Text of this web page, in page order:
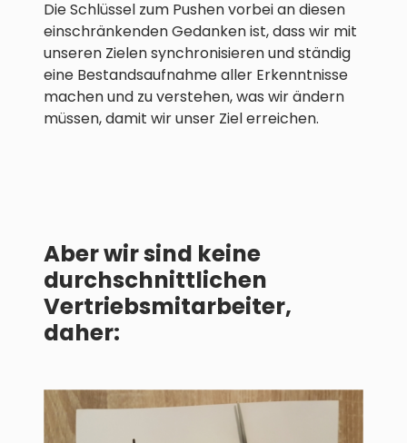
Die Schlüssel zum Pushen vorbei an diesen
einschränkenden Gedanken ist, dass wir mit
unseren Zielen synchronisieren und ständig
eine Bestandsaufnahme aller Erkenntnisse
machen und zu verstehen, was wir ändern
müssen, damit wir unser Ziel erreichen.
Aber wir sind keine
durchschnittlichen
Vertriebsmitarbeiter,
daher: